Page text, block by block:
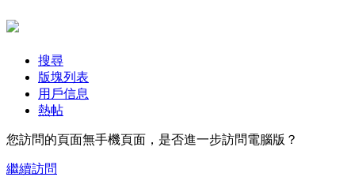
搜尋
版塊列表
用戶信息
熱帖
您訪問的頁面無手機頁面，是否進一步訪問電腦版？
繼續訪問